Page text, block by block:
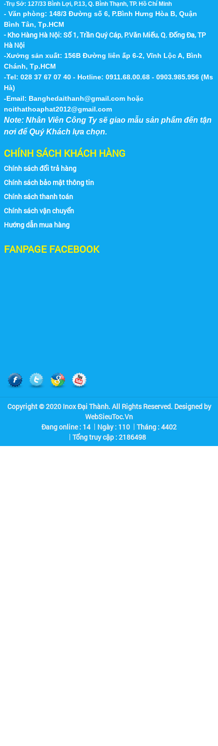
304, ghế inox xếp, bàn tròn...
BÁN BÀN GHẾ INOX 304, GHẾ INOX, BÀN
INOX TẠI CÁC QUẬN HUYỆN TẠI TP HCM
cung cấp các loại bàn ghế inox, bàn inox 304,
Công Ty Đại Thành chuyên sản xuất ghế nhà
hàng tiệc cưới tại tphcm và toàn quốc. Nhằm
đáp ứng nhu cầu sử...
Căn Tin Công Ty Mercedes Benz VN
Quán Cơm Kiều Giang
Hình Ảnh 2
-Trụ Sở: 127/33 Bình Lợi, P.13, Q. Bình Thạnh, TP. Hồ Chí Minh
- Văn phòng: 148/3 Đường số 6, P.Bình Hưng Hòa B, Quận
Bình Tân, Tp.HCM
- Kho Hàng Hà Nội: Số 1, Trần Quý Cáp, P.Văn Miếu, Q. Đống Đa, TP
Hà Nội
-Xưởng sản xuất: 156B Đường liên ấp 6-2, Vĩnh Lộc A, Bình
Chánh, Tp.HCM
-Tel: 028 37 67 07 40 - Hotline: 0911.68.00.68 - 0903.985.956 (Ms
Hà)
-Email: Banghedaithanh@gmail.com hoặc
noithathoaphat2012@gmail.com
Note: Nhân Viên Công Ty sẽ giao mẫu sản phẩm đến tận
nơi để Quý Khách lựa chọn.
CHÍNH SÁCH KHÁCH HÀNG
Chính sách đổi trả hàng
Chính sách bảo mật thông tin
Chính sách thanh toán
Chính sách vận chuyển
Hướng dẫn mua hàng
FANPAGE FACEBOOK
Copyright © 2020 Inox Đại Thành. All Rights Reserved. Designed by
WebSieuToc.Vn
Đang online : 14
Ngày : 110
Tháng : 4402
Tổng truy cập : 2186498